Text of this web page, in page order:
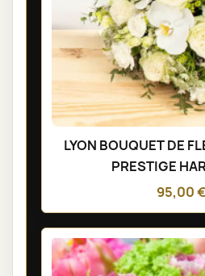
LYON BOUQUET DE
PRESTIGE
95,00 €